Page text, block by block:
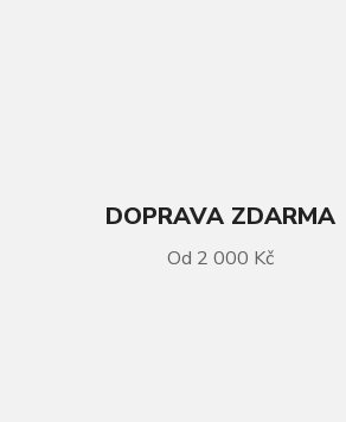
DOPRAVA ZDARMA
Od 2 000 Kč
VÍCE INFORMACÍ